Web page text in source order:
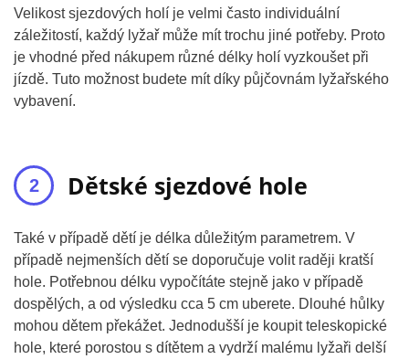
Velikost sjezdových holí je velmi často individuální
záležitostí, každý lyžař může mít trochu jiné potřeby. Proto
je vhodné před nákupem různé délky holí vyzkoušet při
jízdě. Tuto možnost budete mít díky půjčovnám lyžařského
vybavení.
Dětské sjezdové hole
Také v případě dětí je délka důležitým parametrem. V
případě nejmenších dětí se doporučuje volit raději kratší
hole. Potřebnou délku vypočítáte stejně jako v případě
dospělých, a od výsledku cca 5 cm uberete. Dlouhé hůlky
mohou dětem překážet. Jednodušší je koupit teleskopické
hole, které porostou s dítětem a vydrží malému lyžaři delší